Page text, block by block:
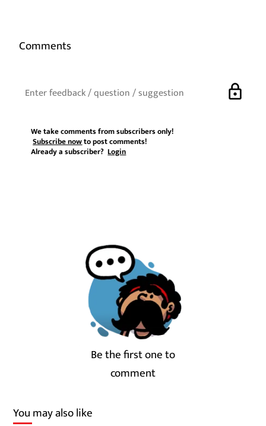
Comments
lock
We take comments from subscribers only!
Subscribe nowto post comments!
Already a subscriber?Login
Be the first one to
comment
You may also like